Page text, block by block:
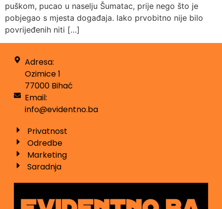
puškom, pucao u naselju Šumatac, prije nego što je
pobjegao s mjesta događaja. Iako prvobitno nije bilo
povrijeđenih niti […]
Adresa:
Ozimice 1
77000 Bihać
Email:
info@evidentno.ba
Privatnost
Odredbe
Marketing
Saradnja